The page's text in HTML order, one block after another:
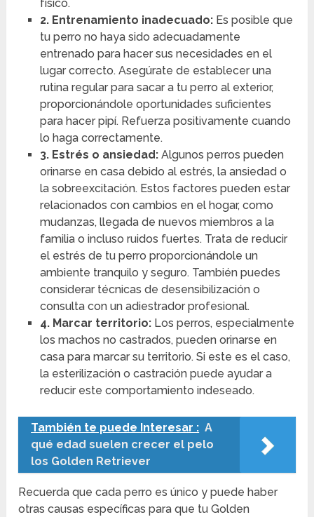
físico.
2. Entrenamiento inadecuado:Es posible que
tu perro no haya sido adecuadamente
entrenado para hacer sus necesidades en el
lugar correcto. Asegúrate de establecer una
rutina regular para sacar a tu perro al exterior,
proporcionándole oportunidades suficientes
para hacer pipí. Refuerza positivamente cuando
lo haga correctamente.
3. Estrés o ansiedad:Algunos perros pueden
orinarse en casa debido al estrés, la ansiedad o
la sobreexcitación. Estos factores pueden estar
relacionados con cambios en el hogar, como
mudanzas, llegada de nuevos miembros a la
familia o incluso ruidos fuertes. Trata de reducir
el estrés de tu perro proporcionándole un
ambiente tranquilo y seguro. También puedes
considerar técnicas de desensibilización o
consulta con un adiestrador profesional.
4. Marcar territorio:Los perros, especialmente
los machos no castrados, pueden orinarse en
casa para marcar su territorio. Si este es el caso,
la esterilización o castración puede ayudar a
reducir este comportamiento indeseado.
También te puede Interesar : A
qué edad suelen crecer el pelo
los Golden Retriever
Recuerda que cada perro es único y puede haber
otras causas específicas para que tu Golden